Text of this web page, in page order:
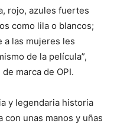
rojo, azules fuertes
como lila o blancos;
a las mujeres les
de la película”,
marca de OPI.
y legendaria historia
unas manos y uñas